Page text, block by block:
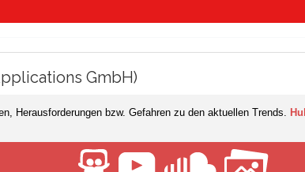
GmbH)
Herausforderungen bzw. Gefahren zu den aktuellen Trends.